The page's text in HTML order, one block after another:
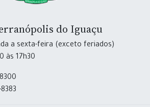
do Iguaçu
a sexta-feira (exceto feriados)
às 17h30